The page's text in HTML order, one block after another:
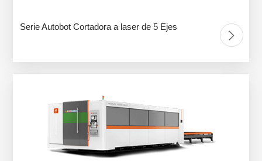
Serie Autobot Cortadora a laser de 5 Ejes